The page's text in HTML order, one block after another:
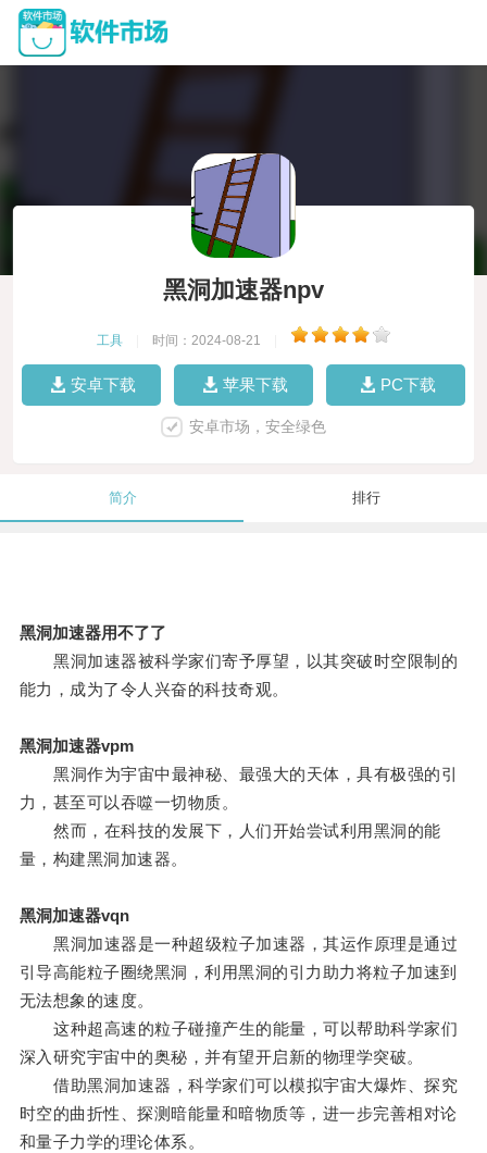
黑洞加速器npv
工具 时间：2024-08-21
安卓下载 苹果下载 PC下载
安卓市场，安全绿色
简介 排行
黑洞加速器用不了了
黑洞加速器被科学家们寄予厚望，以其突破时空限制的
能力，成为了令人兴奋的科技奇观。
黑洞加速器vpm
黑洞作为宇宙中最神秘、最强大的天体，具有极强的引
力，甚至可以吞噬一切物质。
然而，在科技的发展下，人们开始尝试利用黑洞的能
量，构建黑洞加速器。
黑洞加速器vqn
黑洞加速器是一种超级粒子加速器，其运作原理是通过
引导高能粒子圈绕黑洞，利用黑洞的引力助力将粒子加速到
无法想象的速度。
这种超高速的粒子碰撞产生的能量，可以帮助科学家们
深入研究宇宙中的奥秘，并有望开启新的物理学突破。
借助黑洞加速器，科学家们可以模拟宇宙大爆炸、探究
时空的曲折性、探测暗能量和暗物质等，进一步完善相对论
和量子力学的理论体系。